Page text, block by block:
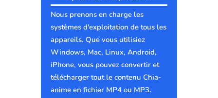
Nous prenons en charge les
systèmes d'exploitation de tous les
appareils. Que vous utilisiez
Windows, Mac, Linux, Android,
iPhone, vous pouvez convertir et
télécharger tout le contenu Chia-
anime en fichier MP4 ou MP3.